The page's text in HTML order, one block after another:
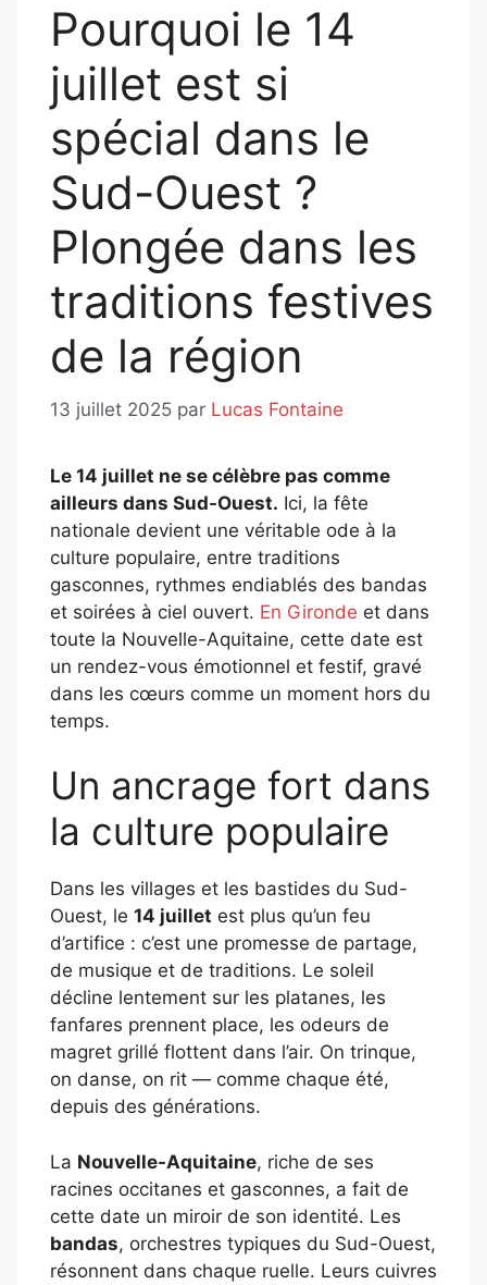
Pourquoi le 14
juillet est si
spécial dans le
Sud-Ouest ?
Plongée dans les
traditions festives
de la région
13 juillet 2025 par Lucas Fontaine
Le 14 juillet ne se célèbre pas comme
ailleurs dans Sud-Ouest. Ici, la fête
nationale devient une véritable ode à la
culture populaire, entre traditions
gasconnes, rythmes endiablés des bandas
et soirées à ciel ouvert. En Gironde et dans
toute la Nouvelle-Aquitaine, cette date est
un rendez-vous émotionnel et festif, gravé
dans les cœurs comme un moment hors du
temps.
Un ancrage fort dans
la culture populaire
Dans les villages et les bastides du Sud-
Ouest, le 14 juillet est plus qu’un feu
d’artifice : c’est une promesse de partage,
de musique et de traditions. Le soleil
décline lentement sur les platanes, les
fanfares prennent place, les odeurs de
magret grillé flottent dans l’air. On trinque,
on danse, on rit — comme chaque été,
depuis des générations.
La Nouvelle-Aquitaine, riche de ses
racines occitanes et gasconnes, a fait de
cette date un miroir de son identité. Les
bandas, orchestres typiques du Sud-Ouest,
résonnent dans chaque ruelle. Leurs cuivres